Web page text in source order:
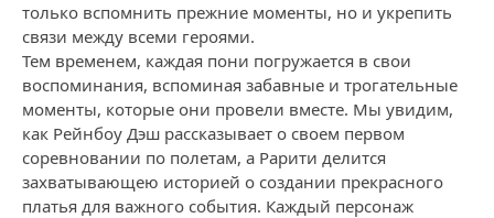
только вспомнить прежние моменты, но и укрепить
связи между всеми героями.
Тем временем, каждая пони погружается в свои
воспоминания, вспоминая забавные и трогательные
моменты, которые они провели вместе. Мы увидим,
как Рейнбоу Дэш рассказывает о своем первом
соревновании по полетам, а Рарити делится
захватывающею историей о создании прекрасного
платья для важного события. Каждый персонаж